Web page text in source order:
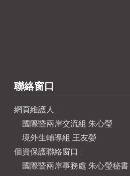
聯絡窗口
網頁維護人 :
國際暨兩岸交流組 朱心瑩
境外生輔導組 王友嫈
個資保護聯絡窗口 :
國際暨兩岸事務處 朱心瑩秘書